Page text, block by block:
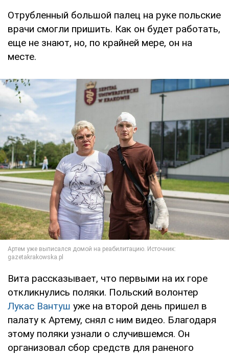
Отрубленный большой палец на руке польские
врачи смогли пришить. Как он будет работать,
еще не знают, но, по крайней мере, он на
месте.
Вита рассказывает, что первыми на их горе
откликнулись поляки. Польский волонтер
Лукас Вантуш уже на второй день пришел в
палату к Артему, снял с ним видео. Благодаря
этому поляки узнали о случившемся. Он
организовал сбор средств для раненого